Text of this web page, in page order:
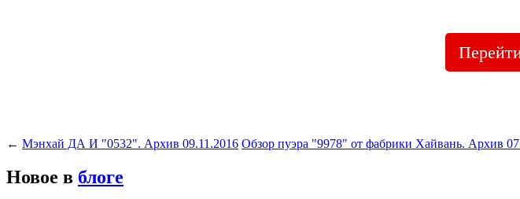
← Мэнхай ДА И "0532". Архив 09.11.2016 Обзор пуэра "9978" от фабрики Хайвань. Архив
Новое в блоге